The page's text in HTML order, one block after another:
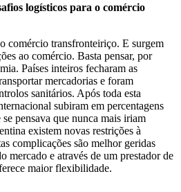
logísticos para o comércio
comércio transfronteiriço. E surgem
ao comércio. Basta pensar, por
Países inteiros fecharam as
mercadorias e foram
sanitários. Após toda esta
subiram em percentagens
pensava que nunca mais iriam
existem novas restrições à
complicações são melhor geridas
mercado e através de um prestador de
maior flexibilidade.